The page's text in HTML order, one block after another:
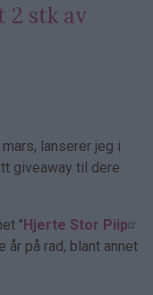
2 stk av
lanserer jeg i
giveaway til dere
"Hjerte Stor Piip
år på rad, blant annet